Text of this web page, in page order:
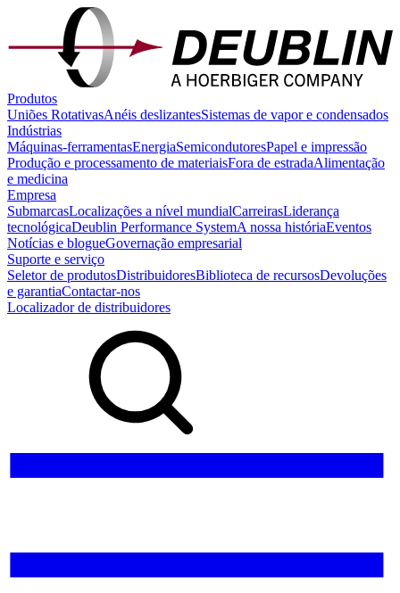
Produtos
Uniões RotativasAnéis deslizantesSistemas de vapor e condensados
Indústrias
Máquinas-ferramentasEnergiaSemicondutoresPapel e impressão
Produção e processamento de materiaisFora de estradaAlimentação
e medicina
Empresa
SubmarcasLocalizações a nível mundialCarreirasLiderança
tecnológicaDeublin Performance SystemA nossa históriaEventos
Notícias e blogueGovernação empresarial
Suporte e serviço
Seletor de produtosDistribuidoresBiblioteca de recursosDevoluções
e garantiaContactar-nos
Localizador de distribuidores